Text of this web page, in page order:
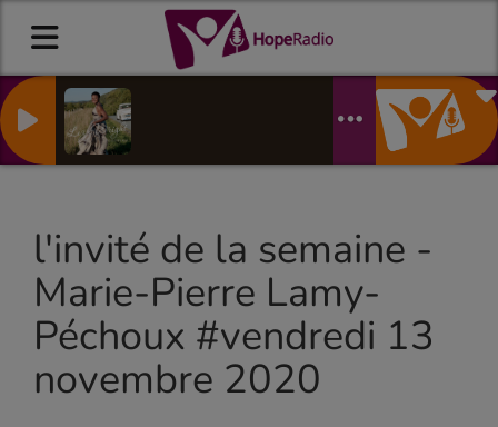
LIZZ
l'invité de la semaine -
Marie-Pierre Lamy-
Péchoux #vendredi 13
novembre 2020